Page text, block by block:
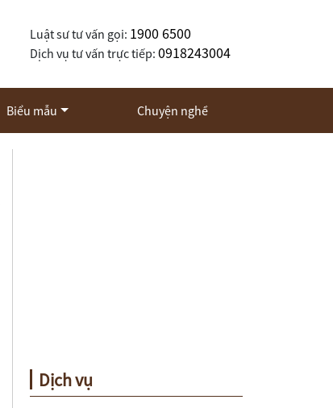
Luật sư tư vấn gọi: 1900 6500
Dịch vụ tư vấn trực tiếp: 0918243004
Biểu mẫu Chuyện nghề
Dịch vụ